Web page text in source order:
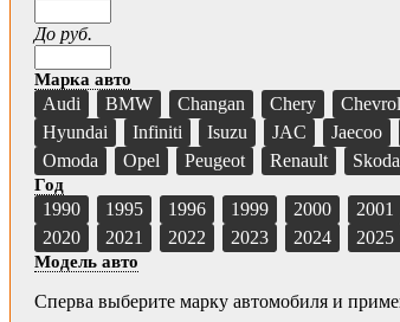
До руб.
Марка авто
Audi BMW Changan Chery
Hyundai
Infiniti Isuzu JAC Jaecoo
Omoda
Opel Peugeot Renault Skoda
Год
1990 1995 1996 1999 2000 2001
2020
2021 2022 2023 2024 2025
Модель авто
Сперва выберите марку автомобиля и